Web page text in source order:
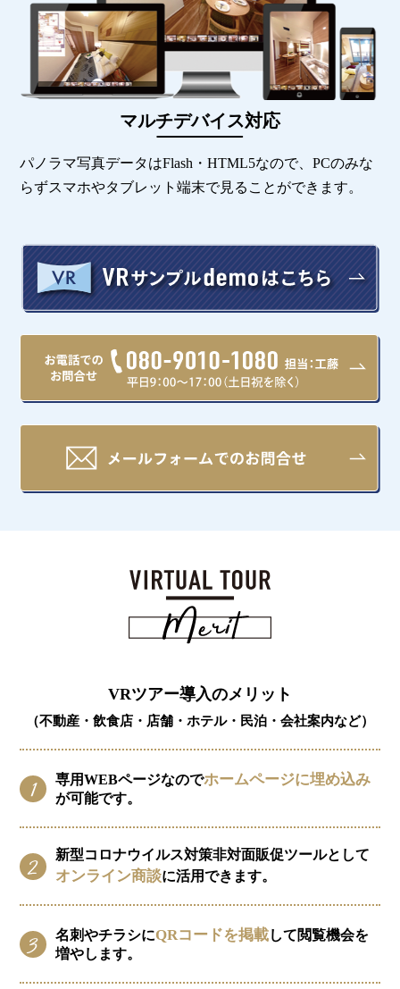
マルチデバイス対応
パノラマ写真データはFlash・HTML5なので、PCのみな
らずスマホやタブレット端末で見ることができます。
VRツアー導入のメリット
（不動産・飲食店・店舗・ホテル・民泊・会社案内など）
専用WEBページなのでホームページに埋め込み
が可能です。
新型コロナウイルス対策非対面販促ツールとして
オンライン商談に活用できます。
名刺やチラシにQRコードを掲載して閲覧機会を
増やします。